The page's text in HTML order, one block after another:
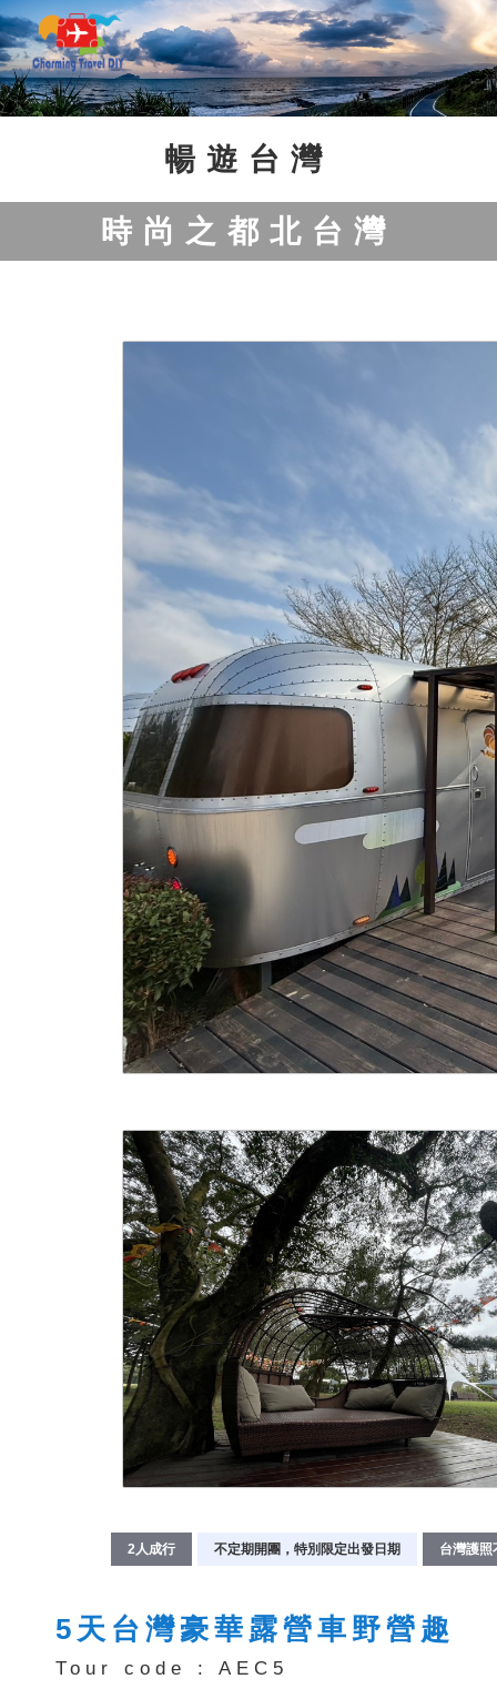
Previous Next
暢遊台灣
時尚之都北台灣
2人成行 不定期開團，特別限定出發日期 台灣護照
5天台灣豪華露營車野營趣
Tour code : AEC5